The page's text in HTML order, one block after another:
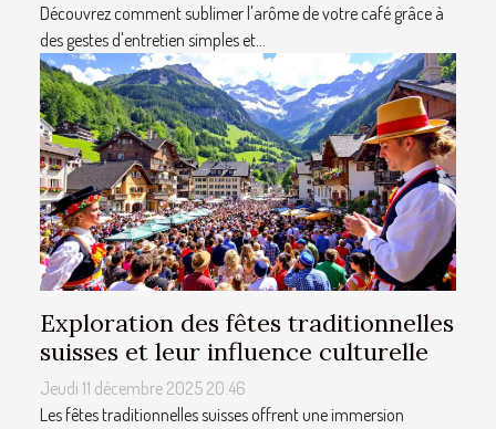
Découvrez comment sublimer l'arôme de votre café grâce à
des gestes d'entretien simples et...
Exploration des fêtes traditionnelles
suisses et leur influence culturelle
Jeudi 11 décembre 2025 20:46
Les fêtes traditionnelles suisses offrent une immersion